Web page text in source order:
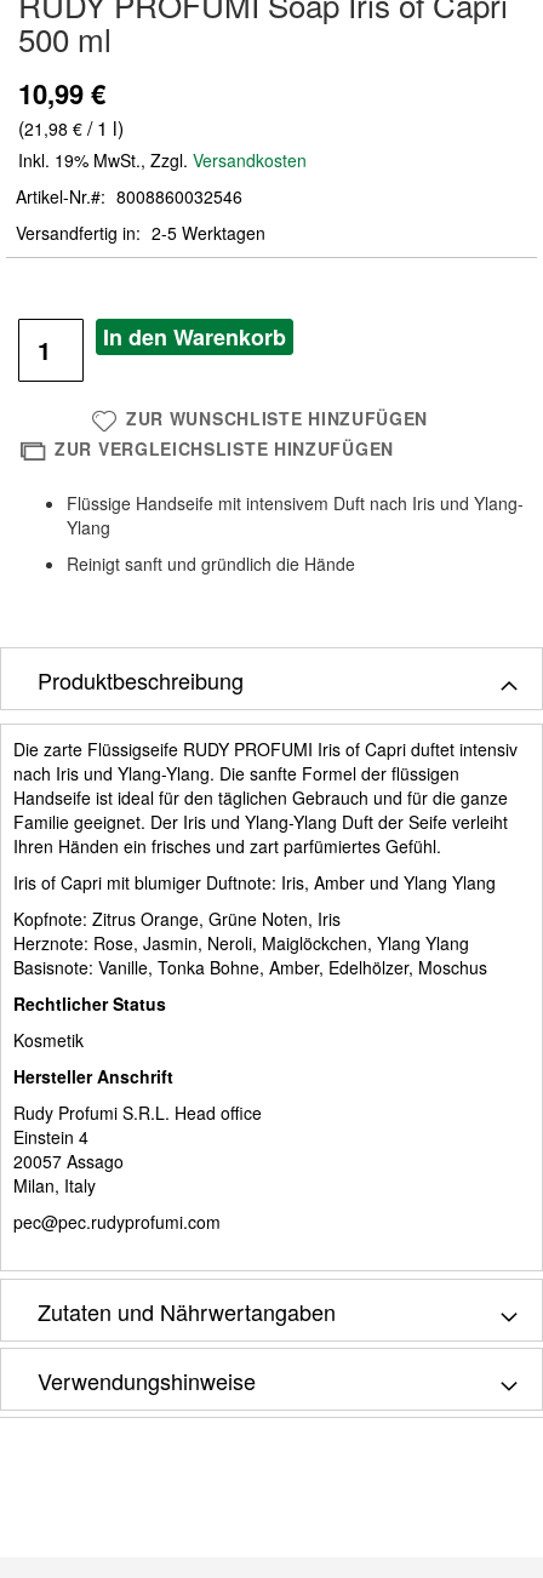
der
Bildergalerie
500 ml
10,99 €
(21,98 € / 1 l)
Inkl. 19% MwSt., Zzgl. Versandkosten
Artikel-Nr.
8008860032546
Versandfertig in
2-5 Werktagen
In den Warenkorb
ZUR WUNSCHLISTE HINZUFÜGEN
ZUR VERGLEICHSLISTE HINZUFÜGEN
Flüssige Handseife mit intensivem Duft nach Iris und Ylang-
Ylang
Reinigt sanft und gründlich die Hände
Produktbeschreibung
Die zarte Flüssigseife RUDY PROFUMI Iris of Capri duftet intensiv
nach Iris und Ylang-Ylang. Die sanfte Formel der flüssigen
Handseife ist ideal für den täglichen Gebrauch und für die ganze
Familie geeignet. Der Iris und Ylang-Ylang Duft der Seife verleiht
Ihren Händen ein frisches und zart parfümiertes Gefühl.
Iris of Capri mit blumiger Duftnote: Iris, Amber und Ylang Ylang
Kopfnote: Zitrus Orange, Grüne Noten, Iris
Herznote: Rose, Jasmin, Neroli, Maiglöckchen, Ylang Ylang
Basisnote: Vanille, Tonka Bohne, Amber, Edelhölzer, Moschus
Rechtlicher Status
Kosmetik
Hersteller Anschrift
Rudy Profumi S.R.L. Head office
Einstein 4
20057 Assago
Milan, Italy
pec@pec.rudyprofumi.com
Zutaten und Nährwertangaben
Verwendungshinweise